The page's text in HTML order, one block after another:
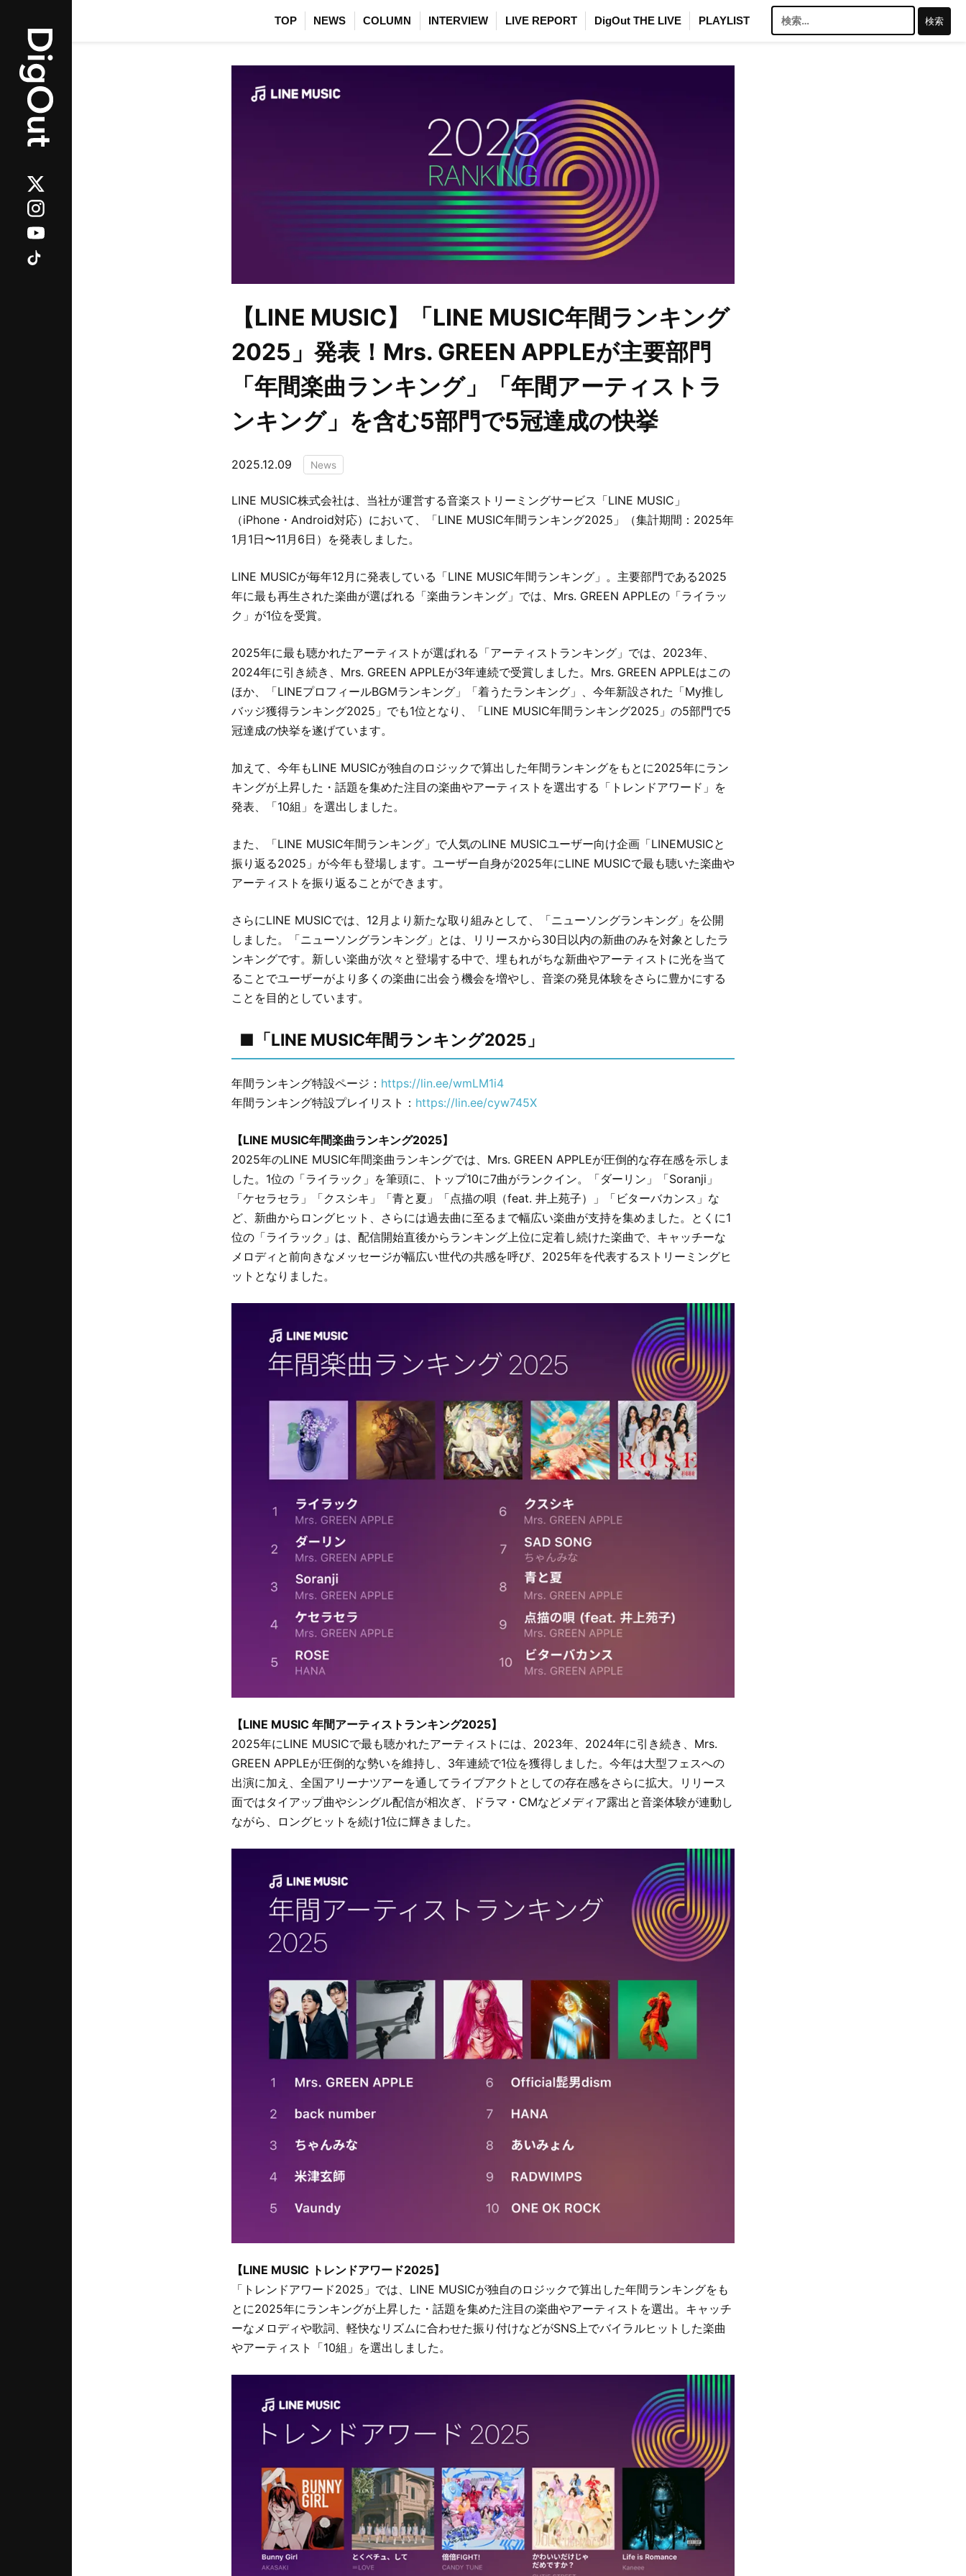
TOP NEWS COLUMN INTERVIEW LIVE REPORT DigOut THE LIVE PLAYLIST
索:
【LINE MUSIC】「LINE MUSIC年間ランキング
2025」発表！Mrs. GREEN APPLEが主要部門
「年間楽曲ランキング」「年間アーティストラ
ンキング」を含む5部門で5冠達成の快挙
2025.12.09 News
LINE MUSIC株式会社は、当社が運営する音楽ストリーミングサービス「LINE MUSIC」
（iPhone・Android対応）において、「LINE MUSIC年間ランキング2025」（集計期間：2025年
1月1日〜11月6日）を発表しました。
LINE MUSICが毎年12月に発表している「LINE MUSIC年間ランキング」。主要部門である2025
年に最も再生された楽曲が選ばれる「楽曲ランキング」では、Mrs. GREEN APPLEの「ライラッ
ク」が1位を受賞。
2025年に最も聴かれたアーティストが選ばれる「アーティストランキング」では、2023年、
2024年に引き続き、Mrs. GREEN APPLEが3年連続で受賞しました。Mrs. GREEN APPLEはこの
ほか、「LINEプロフィールBGMランキング」「着うたランキング」、今年新設された「My推し
バッジ獲得ランキング2025」でも1位となり、「LINE MUSIC年間ランキング2025」の5部門で5
冠達成の快挙を遂げています。
加えて、今年もLINE MUSICが独自のロジックで算出した年間ランキングをもとに2025年にラン
キングが上昇した・話題を集めた注目の楽曲やアーティストを選出する「トレンドアワード」を
発表、「10組」を選出しました。
また、「LINE MUSIC年間ランキング」で人気のLINE MUSICユーザー向け企画「LINEMUSICと
振り返る2025」が今年も登場します。ユーザー自身が2025年にLINE MUSICで最も聴いた楽曲や
アーティストを振り返ることができます。
さらにLINE MUSICでは、12月より新たな取り組みとして、「ニューソングランキング」を公開
しました。「ニューソングランキング」とは、リリースから30日以内の新曲のみを対象としたラ
ンキングです。新しい楽曲が次々と登場する中で、埋もれがちな新曲やアーティストに光を当て
ることでユーザーがより多くの楽曲に出会う機会を増やし、音楽の発見体験をさらに豊かにする
ことを目的としています。
■「LINE MUSIC年間ランキング2025」
年間ランキング特設ページ： https://lin.ee/wmLM1i4
年間ランキング特設プレイリスト： https://lin.ee/cyw745X
【LINE MUSIC年間楽曲ランキング2025】
2025年のLINE MUSIC年間楽曲ランキングでは、Mrs. GREEN APPLEが圧倒的な存在感を示しま
した。1位の「ライラック」を筆頭に、トップ10に7曲がランクイン。「ダーリン」「Soranji」
「ケセラセラ」「クスシキ」「青と夏」「点描の唄（feat. 井上苑子）」「ビターバカンス」な
ど、新曲からロングヒット、さらには過去曲に至るまで幅広い楽曲が支持を集めました。とくに1
位の「ライラック」は、配信開始直後からランキング上位に定着し続けた楽曲で、キャッチーな
メロディと前向きなメッセージが幅広い世代の共感を呼び、2025年を代表するストリーミングヒ
ットとなりました。
【LINE MUSIC 年間アーティストランキング2025】
2025年にLINE MUSICで最も聴かれたアーティストには、2023年、2024年に引き続き、Mrs.
GREEN APPLEが圧倒的な勢いを維持し、3年連続で1位を獲得しました。今年は大型フェスへの
出演に加え、全国アリーナツアーを通してライブアクトとしての存在感をさらに拡大。リリース
面ではタイアップ曲やシングル配信が相次ぎ、ドラマ・CMなどメディア露出と音楽体験が連動し
ながら、ロングヒットを続け1位に輝きました。
【LINE MUSIC トレンドアワード2025】
「トレンドアワード2025」では、LINE MUSICが独自のロジックで算出した年間ランキングをも
とに2025年にランキングが上昇した・話題を集めた注目の楽曲やアーティストを選出。キャッチ
ーなメロディや歌詞、軽快なリズムに合わせた振り付けなどがSNS上でバイラルヒットした楽曲
やアーティスト「10組」を選出しました。